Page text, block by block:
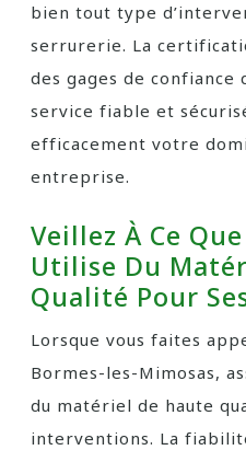
bien tout type
serrurerie. La
des gages de confiance
service fiable et
efficacement votre
entreprise.
Veillez À Ce
Utilise Du
Qualité Pour
Lorsque vous faites
Bormes-les-Mimosas,
du matériel de haute
interventions. La